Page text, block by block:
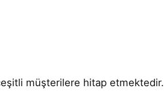
müşterilere hitap etmektedir.